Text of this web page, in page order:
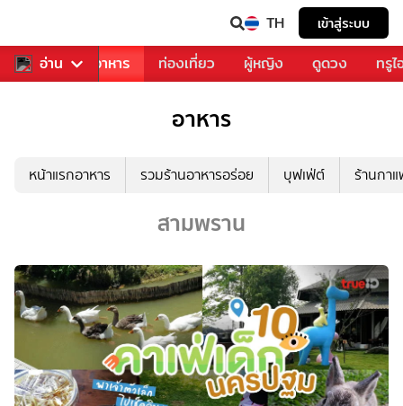
TH เข้าสู่ระบบ
อ่าน
การเพลง อาหาร ท่องเที่ยว ผู้หญิง ดูดวง ทรู
อาหาร
หน้าแรกอาหาร รวมร้านอาหารอร่อย บุฟเฟ่ต์ ร้านกา
สามพราน